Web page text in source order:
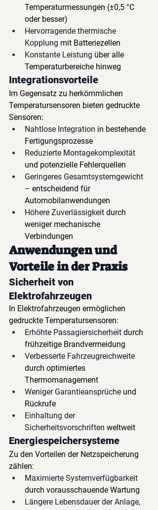
Temperaturmessungen (±0,5 °C
oder besser)
Hervorragende thermische
Kopplung mit Batteriezellen
Konstante Leistung über alle
Temperaturbereiche hinweg
Integrationsvorteile
Im Gegensatz zu herkömmlichen
Temperatursensoren bieten gedruckte
Sensoren:
Nahtlose Integration in bestehende
Fertigungsprozesse
Reduzierte Montagekomplexität
und potenzielle Fehlerquellen
Geringeres Gesamtsystemgewicht
– entscheidend für
Automobilanwendungen
Höhere Zuverlässigkeit durch
weniger mechanische
Verbindungen
Anwendungen und
Vorteile in der Praxis
Sicherheit von
Elektrofahrzeugen
In Elektrofahrzeugen ermöglichen
gedruckte Temperatursensoren:
Erhöhte Passagiersicherheit durch
frühzeitige Brandvermeidung
Verbesserte Fahrzeugreichweite
durch optimiertes
Thermomanagement
Weniger Garantieansprüche und
Rückrufe
Einhaltung der
Sicherheitsvorschriften weltweit
Energiespeichersysteme
Zu den Vorteilen der Netzspeicherung
zählen:
Maximierte Systemverfügbarkeit
durch vorausschauende Wartung
Längere Lebensdauer der Anlage,